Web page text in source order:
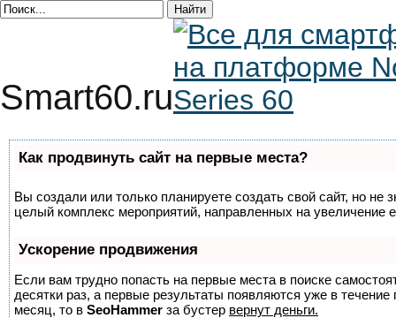
Smart60.ru
Как продвинуть сайт на первые места?
Вы создали или только планируете создать свой сайт, но не
целый комплекс мероприятий, направленных на увеличение
Ускорение продвижения
Если вам трудно попасть на первые места в поиске
десятки раз, а первые результаты появляются уже в
месяц, то в SeoHammer за бустер вернут деньги.